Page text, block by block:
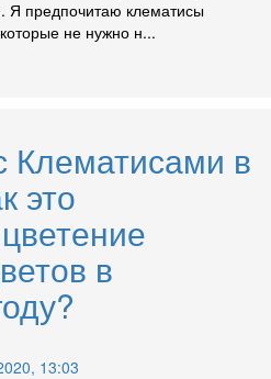
Я предпочитаю клематисы
не нужно н...
Клематисами в
это
в
13:03